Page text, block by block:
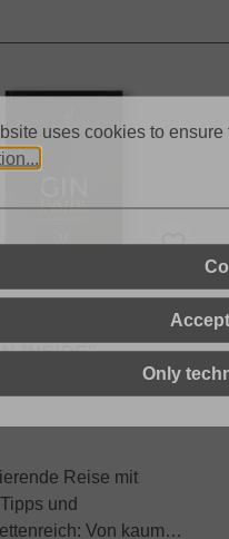
INSIDE" -
Reise mit
und
Von kaum
uses cookies to
Only